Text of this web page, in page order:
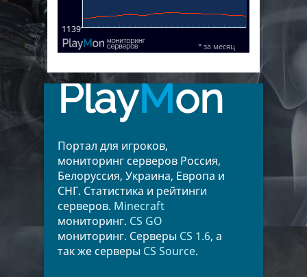
PlayMon
Портал для игроков,
мониторинг серверов Россия,
Белоруссия, Украина, Европа и
СНГ. Статистика и рейтинги
серверов. Minecraft
мониторинг. CS GO
мониторинг. Серверы CS 1.6, а
так же серверы CS Source.